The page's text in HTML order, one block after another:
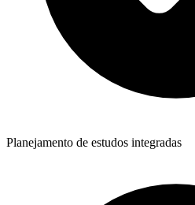
Planejamento de estudos integradas